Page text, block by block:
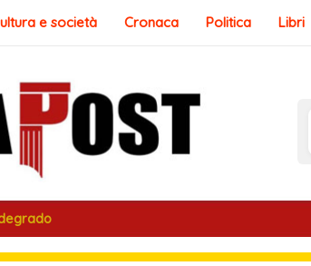
e società Cronaca Politica Libri